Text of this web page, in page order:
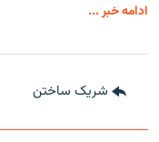
ادامه خبر ...
شریک ساختن